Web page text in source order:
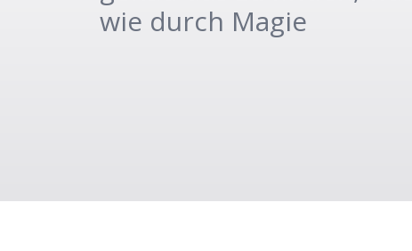
wie durch Magie